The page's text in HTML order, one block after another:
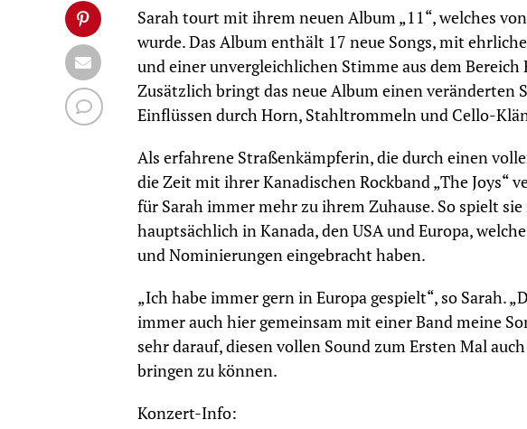
Sarah tourt mit ihrem neuen Album „11“, welches
wurde. Das Album enthält 17 neue Songs, mit
und einer unvergleichlichen Stimme aus dem Bereich
Zusätzlich bringt das neue Album einen veränderten
Einflüssen durch Horn, Stahltrommeln und Cello-
Als erfahrene Straßenkämpferin, die durch einen
die Zeit mit ihrer Kanadischen Rockband „The Joys“
für Sarah immer mehr zu ihrem Zuhause. So spielt
hauptsächlich in Kanada, den USA und Europa,
und Nominierungen eingebracht haben.
„Ich habe immer gern in Europa gespielt“, so Sarah.
immer auch hier gemeinsam mit einer Band meine
sehr darauf, diesen vollen Sound zum Ersten Mal
bringen zu können.
Konzert-Info: